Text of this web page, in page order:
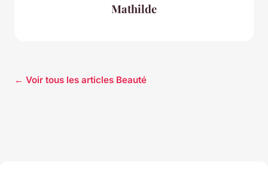
Mathilde
← Voir tous les articles Beauté